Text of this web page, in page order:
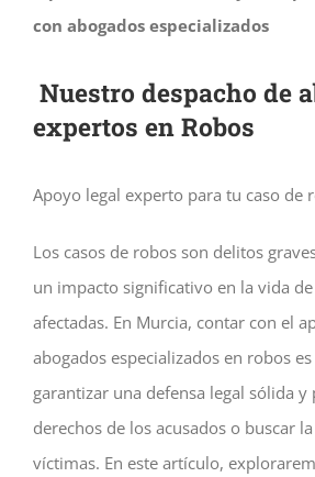
con abogados especializados
Nuestro despacho de
expertos en Robos
Apoyo legal experto para tu caso de
Los casos de robos son delitos
un impacto significativo en la vida
afectadas. En Murcia, contar con el
abogados especializados en robos
garantizar una defensa legal sólida y
derechos de los acusados o buscar
víctimas. En este artículo,